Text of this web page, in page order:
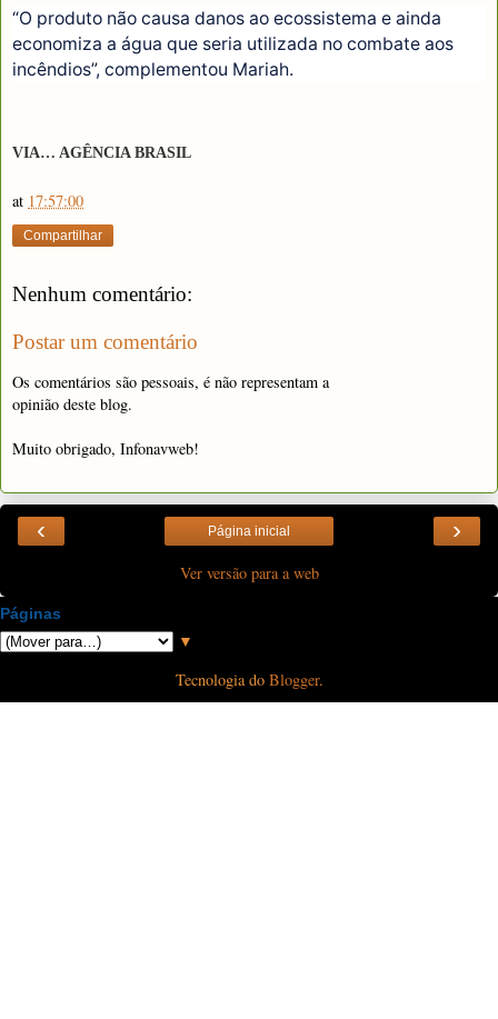
“O produto não causa danos ao ecossistema e ainda
economiza a água que seria utilizada no combate aos
incêndios”, complementou Mariah.
VIA… AGÊNCIA BRASIL
at 17:57:00
Compartilhar
Nenhum comentário:
Postar um comentário
Os comentários são pessoais, é não representam a
opinião deste blog.
Muito obrigado, Infonavweb!
‹ ›
Página inicial
Ver versão para a web
Páginas
▼
Tecnologia do Blogger.